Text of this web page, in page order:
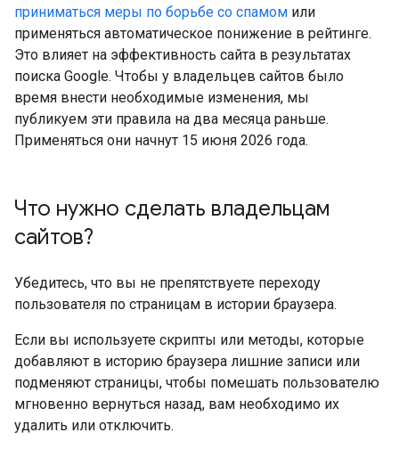
приниматься меры по борьбе со спамом или
применяться автоматическое понижение в рейтинге.
Это влияет на эффективность сайта в результатах
поиска Google. Чтобы у владельцев сайтов было
время внести необходимые изменения, мы
публикуем эти правила на два месяца раньше.
Применяться они начнут 15 июня 2026 года.
Что нужно сделать владельцам
сайтов?
Убедитесь, что вы не препятствуете переходу
пользователя по страницам в истории браузера.
Если вы используете скрипты или методы, которые
добавляют в историю браузера лишние записи или
подменяют страницы, чтобы помешать пользователю
мгновенно вернуться назад, вам необходимо их
удалить или отключить.